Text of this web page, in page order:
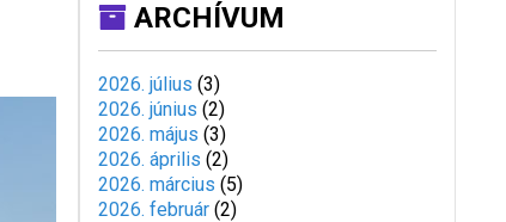
ARCHÍVUM
2026. július (3)
2026. június (2)
2026. május (3)
2026. április (2)
2026. március (5)
2026. február (2)